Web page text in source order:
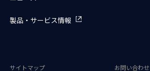
製品・サービス情報
サイトマップ お問い合わせ